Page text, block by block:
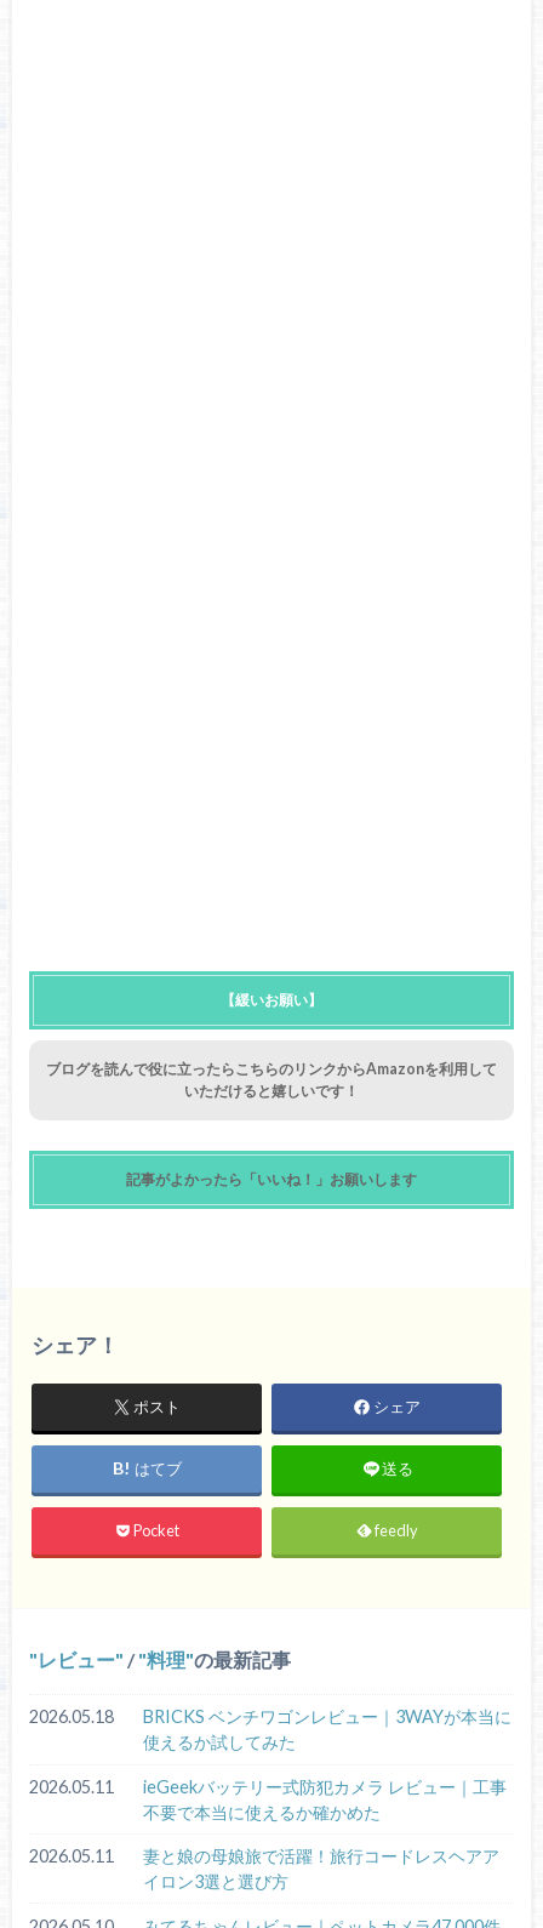
【緩いお願い】
ブログを読んで役に立ったらこちらのリンクからAmazonを利用して
いただけると嬉しいです！
記事がよかったら「いいね！」お願いします
シェア！
ポスト シェア
はてブ 送る
Pocket feedly
レビュー / 料理 の最新記事
2026.05.18
BRICKS ベンチワゴンレビュー｜3WAYが本当に
使えるか試してみた
2026.05.11
ieGeekバッテリー式防犯カメラ レビュー｜工事
不要で本当に使えるか確かめた
2026.05.11
妻と娘の母娘旅で活躍！旅行コードレスヘアア
イロン3選と選び方